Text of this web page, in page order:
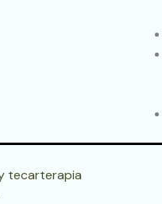
tecarterapia